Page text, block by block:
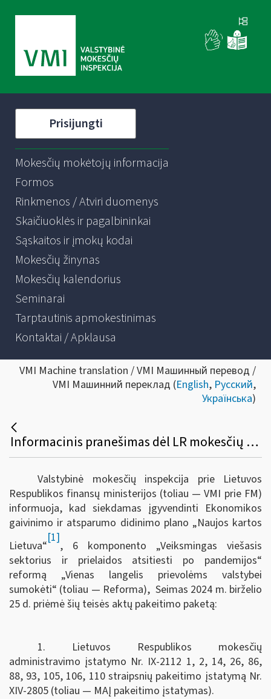
Prisijungti
Mokesčių mokėtojų informacija
Formos
Rinkmenos / Atviri duomenys
Skaičiuoklės ir pagalbininkai
Sąskaitos ir įmokų kodai
Mokesčių žinynas
Mokesčių kalendorius
Seminarai
Tarptautinis apmokestinimas
Kontaktai / Apklausa
VMI Machine translation / VMI Машинный перевод /
VMI Машинний переклад (English, Русский,
Українська)
Informacinis pranešimas dėl LR mokesčių administravimo įstatymo ir kitų teisės aktų pakeitimo
Valstybinė mokesčių inspekcija prie Lietuvos
Respublikos finansų ministerijos (toliau — VMI prie FM)
informuoja, kad siekdamas įgyvendinti Ekonomikos
gaivinimo ir atsparumo didinimo plano „Naujos kartos
Lietuva“
[1]
, 6 komponento „Veiksmingas viešasis
sektorius ir prielaidos atsitiesti po pandemijos“
reformą „Vienas langelis prievolėms valstybei
sumokėti“ (toliau — Reforma), Seimas 2024 m. birželio
25 d. priėmė šių teisės aktų pakeitimo paketą:
1. Lietuvos Respublikos mokesčių
administravimo įstatymo Nr. IX-2112 1, 2, 14, 26, 86,
88, 93, 105, 106, 110 straipsnių pakeitimo įstatymą Nr.
XIV-2805 (toliau — MAĮ pakeitimo įstatymas).